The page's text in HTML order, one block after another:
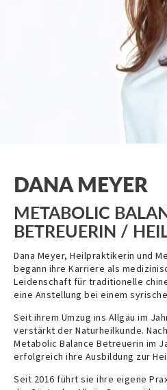
DANA MEYER
METABOLIC
BETREUERIN /
Dana Meyer, Heilpraktikerin und
begann ihre Karriere als
Leidenschaft für traditionelle
eine Anstellung bei einem
Seit ihrem Umzug ins Allgäu im
verstärkt der Naturheilkunde.
Metabolic Balance Betreuerin im
erfolgreich ihre Ausbildung zur
Seit 2016 führt sie ihre eigene